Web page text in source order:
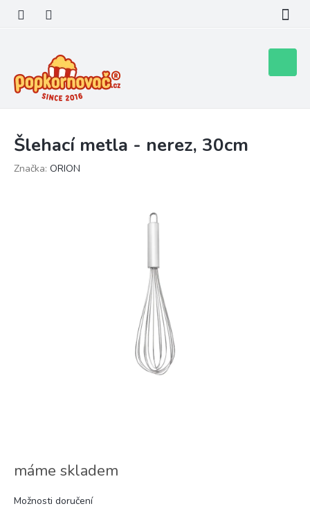
obsah
košík
Šlehací metla - nerez, 30cm
Značka: ORION
máme skladem
Možnosti doručení